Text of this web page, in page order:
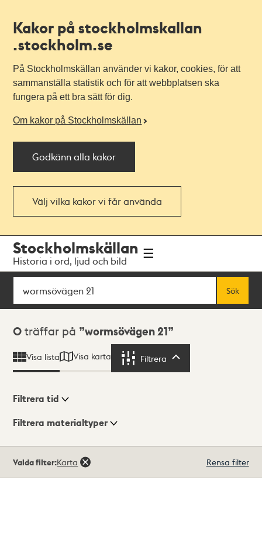
Kakor på stockholmskallan
.stockholm.se
På Stockholmskällan använder vi kakor, cookies, för att
sammanställa statistik och för att webbplatsen ska
fungera på ett bra sätt för dig.
Om kakor på Stockholmskällan
Godkänn alla kakor
Välj vilka kakor vi får använda
navigationen
huvudinnehållet
Stockholmskällan
Historia i ord, ljud och bild
Sök
Sök
Sökresultat
0 träffar på wormsövägen 21
Visa lista Visa karta Filtrera
Visningsläge
Filtrera tid
Filtrera materialtyper
träffar
Valda filter:Karta Rensa filter